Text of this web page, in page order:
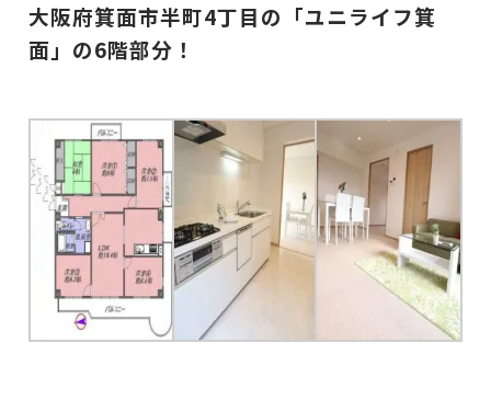
大阪府箕面市半町4丁目の「ユニライフ箕
面」の6階部分！